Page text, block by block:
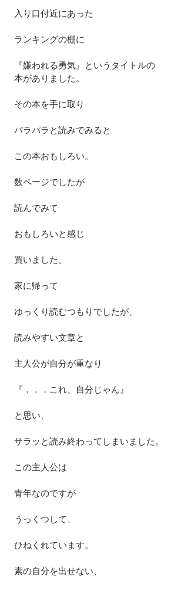
入り口付近にあった
ランキングの棚に
『嫌われる勇気』というタイトルの
本がありました。
その本を手に取り
パラパラと読みでみると
この本おもしろい。
数ページでしたが
読んでみて
おもしろいと感じ
買いました。
家に帰って
ゆっくり読むつもりでしたが、
読みやすい文章と
主人公が自分が重なり
『．．．これ、自分じゃん』
と思い、
サラッと読み終わってしまいました。
この主人公は
青年なのですが
うっくつして、
ひねくれています。
素の自分を出せない、